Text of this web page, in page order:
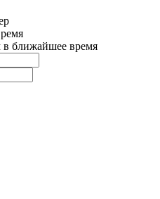
ближайшее время